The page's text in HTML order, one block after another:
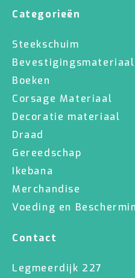
Categorieën
Steekschuim
Bevestigingsmateriaal
Boeken
Corsage Materiaal
Decoratie materiaal
Draad
Gereedschap
Ikebana
Merchandise
Voeding en
Contact
Legmeerdijk 227